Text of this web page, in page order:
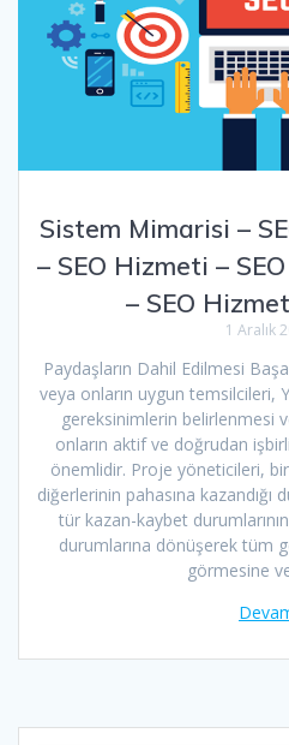
Sistem Mimarisi –
– SEO Hizmeti –
– SEO
1 Aralık
Paydaşların Dahil Edilmesi
veya onların uygun temsilcileri,
gereksinimlerin belirlenmesi
onların aktif ve doğrudan
önemlidir. Proje yöneticileri,
diğerlerinin pahasına kazandığı
tür kazan-kaybet
durumlarına dönüşerek tüm
görmesine